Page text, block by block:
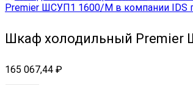
Шкаф холодильный Premier
165 067,44 ₽